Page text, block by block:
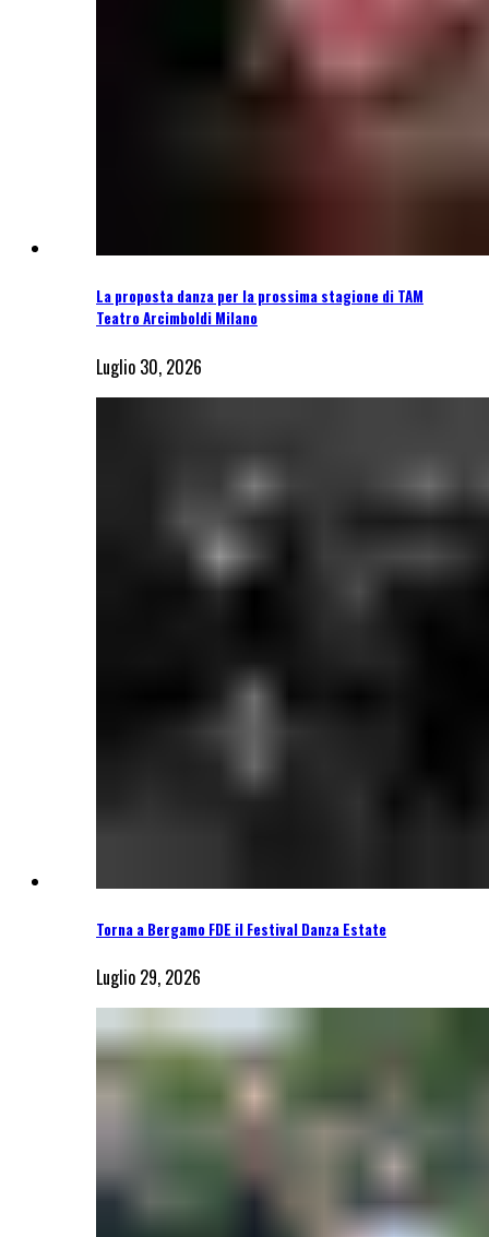
La proposta danza per la prossima stagione di TAM
Teatro Arcimboldi Milano
Luglio 30, 2026
Torna a Bergamo FDE il Festival Danza Estate
Luglio 29, 2026